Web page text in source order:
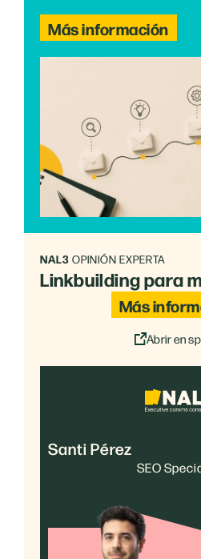
Más información
NAL3 OPINIÓN EXPERTA
Linkbuilding para
Más
Abrir en
Santi Pérez
SEO